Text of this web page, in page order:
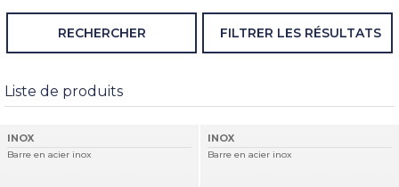
RECHERCHER FILTRER LES RÉSULTATS
Liste de produits
INOX
Barre en acier inox
INOX
Barre en acier inox